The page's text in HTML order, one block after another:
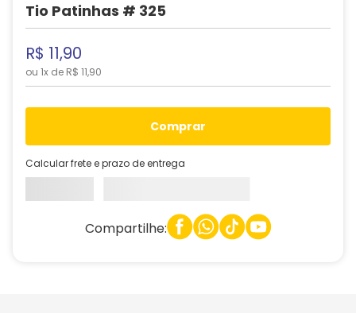
Tio Patinhas # 325
R$ 11,90
ou 1x de R$ 11,90
comprar
Calcular frete e prazo de entrega
Compartilhe: